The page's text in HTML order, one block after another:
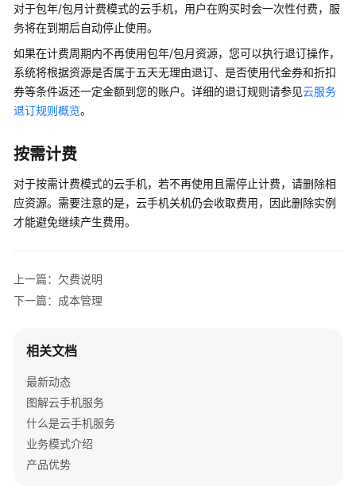
产
品
介
绍
计
费
明
计
费
概
计
费
费
项
计
费
对于包年/包月计费模式的云手机，用户在购买时会一次性付费，服
务将在到期后自动停止使用。
如果在计费周期内不再使用包年/包月资源，您可以执行退订操作，
系统将根据资源是否属于五天无理由退订、是否使用代金券和折扣
券等条件返还一定金额到您的账户。详细的退订规则请参见云服务
退订规则概览。
按需计费
对于按需计费模式的云手机，若不再使用且需停止计费，请删除相
应资源。需要注意的是，云手机关机仍会收取费用，因此删除实例
才能避免继续产生费用。
上一篇：欠费说明
下一篇：成本管理
相关文档
最新动态
图解云手机服务
什么是云手机服务
业务模式介绍
产品优势